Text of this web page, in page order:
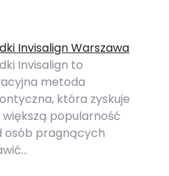
Invisalign Warszawa
Invisalign to
metoda
która zyskuje
popularność
osób pragnących